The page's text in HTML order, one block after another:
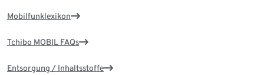
Mobilfunklexikon
Tchibo MOBIL FAQs
Entsorgung / Inhaltsstoffe